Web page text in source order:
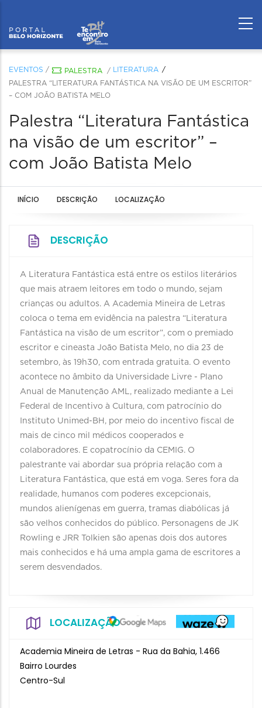
EVENTOS / PALESTRA /
LITERATURA
PALESTRA “LITERATURA FANTÁSTICA NA VISÃO DE UM ESCRITOR”
– COM JOÃO BATISTA MELO
Palestra “Literatura Fantástica
na visão de um escritor” –
com João Batista Melo
INÍCIO DESCRIÇÃO LOCALIZAÇÃO
DESCRIÇÃO
A Literatura Fantástica está entre os estilos literários
que mais atraem leitores em todo o mundo, sejam
crianças ou adultos. A Academia Mineira de Letras
coloca o tema em evidência na palestra “Literatura
Fantástica na visão de um escritor”, com o premiado
escritor e cineasta João Batista Melo, no dia 23 de
setembro, às 19h30, com entrada gratuita. O evento
acontece no âmbito da Universidade Livre - Plano
Anual de Manutenção AML, realizado mediante a Lei
Federal de Incentivo à Cultura, com patrocínio do
Instituto Unimed-BH, por meio do incentivo fiscal de
mais de cinco mil médicos cooperados e
colaboradores. E copatrocínio da CEMIG. O
palestrante vai abordar sua própria relação com a
Literatura Fantástica, que está em voga. Seres fora da
realidade, humanos com poderes excepcionais,
mundos alienígenas em guerra, tramas diabólicas já
são velhos conhecidos do público. Personagens de JK
Rowling e JRR Tolkien são apenas dois dos autores
mais conhecidos e há uma ampla gama de escritores a
serem desvendados.
LOCALIZAÇÃO
Academia Mineira de Letras - Rua da Bahia, 1.466
Bairro Lourdes
Centro-Sul